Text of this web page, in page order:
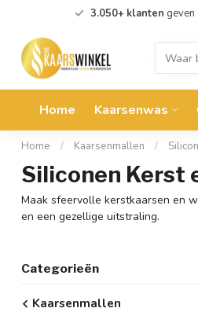
3.050+ klanten geven
Home Kaarsenwas
Home / Kaarsenmallen /
Siliconen Kerst
Maak sfeervolle kerstkaarsen en
en een gezellige uitstraling.
Categorieën
Kaarsenmallen